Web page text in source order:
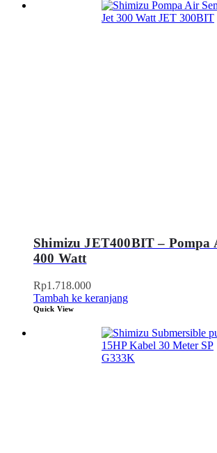
Shimizu JET400BIT – Pompa
400 Watt
Rp1.718.000
Tambah ke keranjang
Quick View